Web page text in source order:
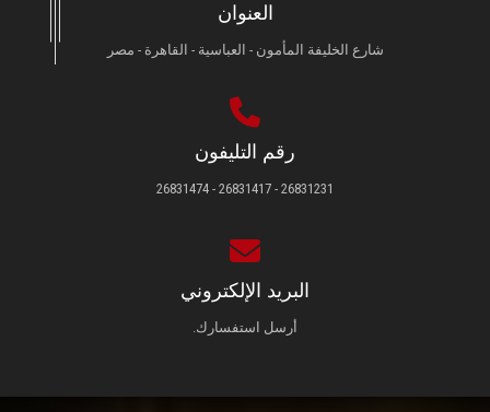
العنوان
شارع الخليفة المأمون - العباسية - القاهرة - مصر
رقم التليفون
26831231 - 26831417 - 26831474
البريد الإلكتروني
أرسل استفسارك.